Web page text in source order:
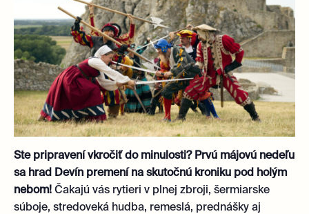
Ste pripravení vkročiť do minulosti? Prvú májovú nedeľu
sa hrad Devín premení na skutočnú kroniku pod holým
nebom! Čakajú vás rytieri v plnej zbroji, šermiarske
súboje, stredoveká hudba, remeslá, prednášky aj